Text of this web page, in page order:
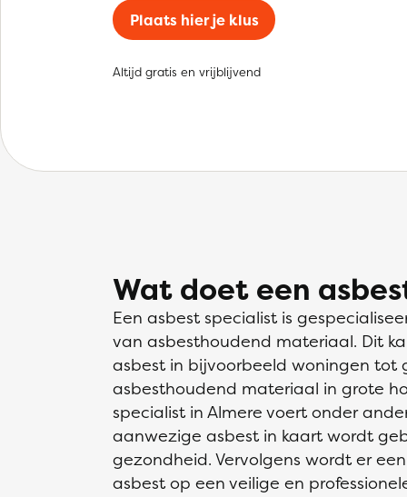
Plaats hier je klus
Altijd gratis en vrijblijvend
Wat doet een
Een asbest specialist is
van asbesthoudend materiaal. Dit
asbest in bijvoorbeeld woningen
asbesthoudend materiaal in grote
specialist in Almere voert onder
aanwezige asbest in kaart wordt
gezondheid. Vervolgens wordt er
asbest op een veilige en